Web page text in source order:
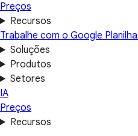
Preços
Recursos
Trabalhe com o Google
Soluções
Produtos
Setores
IA
Preços
Recursos